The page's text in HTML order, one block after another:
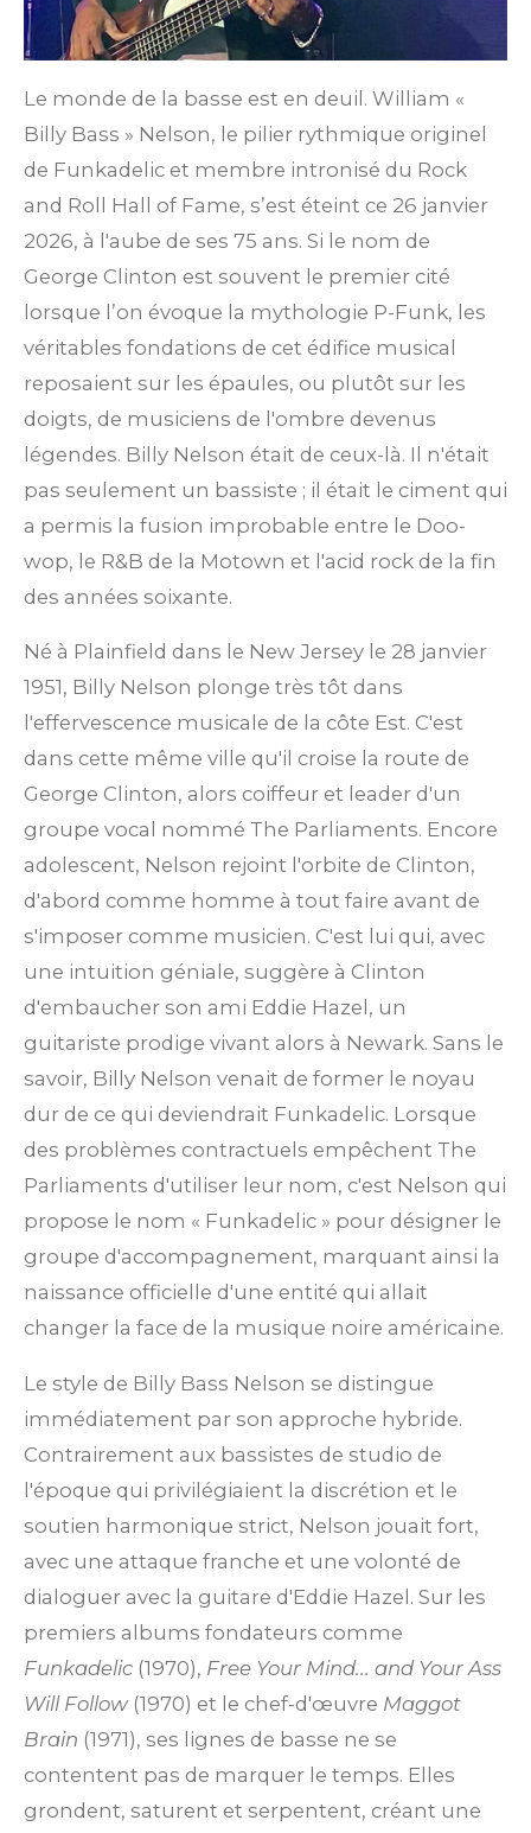
Le monde de la basse est en deuil. William «
Billy Bass » Nelson, le pilier rythmique originel
de Funkadelic et membre intronisé du Rock
and Roll Hall of Fame, s’est éteint ce 26 janvier
2026, à l'aube de ses 75 ans. Si le nom de
George Clinton est souvent le premier cité
lorsque l’on évoque la mythologie P-Funk, les
véritables fondations de cet édifice musical
reposaient sur les épaules, ou plutôt sur les
doigts, de musiciens de l'ombre devenus
légendes. Billy Nelson était de ceux-là. Il n'était
pas seulement un bassiste ; il était le ciment qui
a permis la fusion improbable entre le Doo-
wop, le R&B de la Motown et l'acid rock de la fin
des années soixante.
Né à Plainfield dans le New Jersey le 28 janvier
1951, Billy Nelson plonge très tôt dans
l'effervescence musicale de la côte Est. C'est
dans cette même ville qu'il croise la route de
George Clinton, alors coiffeur et leader d'un
groupe vocal nommé The Parliaments. Encore
adolescent, Nelson rejoint l'orbite de Clinton,
d'abord comme homme à tout faire avant de
s'imposer comme musicien. C'est lui qui, avec
une intuition géniale, suggère à Clinton
d'embaucher son ami Eddie Hazel, un
guitariste prodige vivant alors à Newark. Sans le
savoir, Billy Nelson venait de former le noyau
dur de ce qui deviendrait Funkadelic. Lorsque
des problèmes contractuels empêchent The
Parliaments d'utiliser leur nom, c'est Nelson qui
propose le nom « Funkadelic » pour désigner le
groupe d'accompagnement, marquant ainsi la
naissance officielle d'une entité qui allait
changer la face de la musique noire américaine.
Le style de Billy Bass Nelson se distingue
immédiatement par son approche hybride.
Contrairement aux bassistes de studio de
l'époque qui privilégiaient la discrétion et le
soutien harmonique strict, Nelson jouait fort,
avec une attaque franche et une volonté de
dialoguer avec la guitare d'Eddie Hazel. Sur les
premiers albums fondateurs comme
Funkadelic (1970), Free Your Mind... and Your Ass
Will Follow(1970) et le chef-d'œuvre Maggot
Brain (1971), ses lignes de basse ne se
contentent pas de marquer le temps. Elles
grondent, saturent et serpentent, créant une